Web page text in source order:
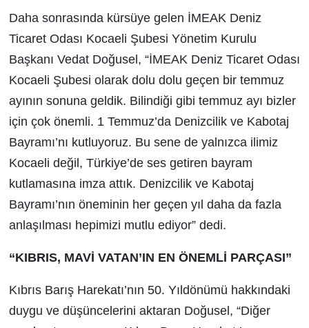
Daha sonrasında kürsüye gelen İMEAK Deniz
Ticaret Odası Kocaeli Şubesi Yönetim Kurulu
Başkanı Vedat Doğusel, “İMEAK Deniz Ticaret Odası
Kocaeli Şubesi olarak dolu dolu geçen bir temmuz
ayının sonuna geldik. Bilindiği gibi temmuz ayı bizler
için çok önemli. 1 Temmuz’da Denizcilik ve Kabotaj
Bayramı’nı kutluyoruz. Bu sene de yalnızca ilimiz
Kocaeli değil, Türkiye’de ses getiren bayram
kutlamasına imza attık. Denizcilik ve Kabotaj
Bayramı’nın öneminin her geçen yıl daha da fazla
anlaşılması hepimizi mutlu ediyor” dedi.
“KIBRIS, MAVİ VATAN’IN EN ÖNEMLİ PARÇASI”
Kıbrıs Barış Harekatı’nın 50. Yıldönümü hakkındaki
duygu ve düşüncelerini aktaran Doğusel, “Diğer